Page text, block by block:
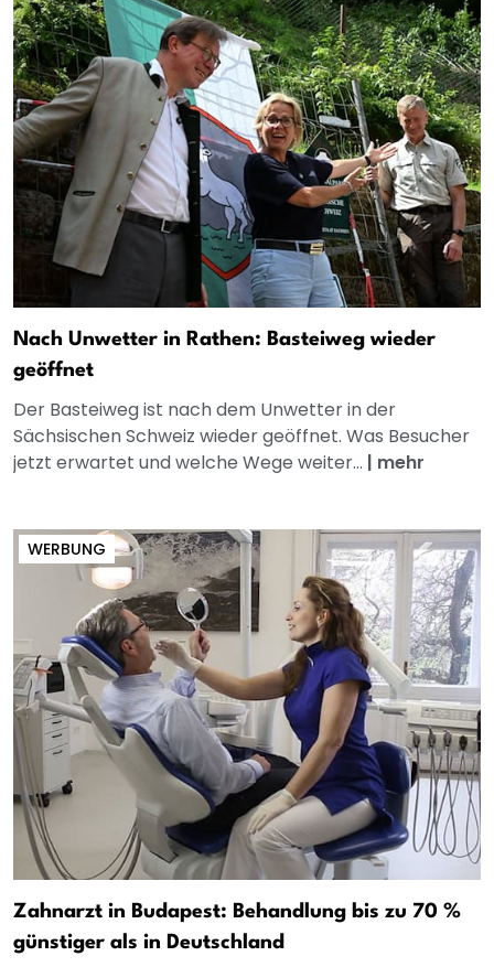
Nach Unwetter in Rathen: Basteiweg wieder
geöffnet
Der Basteiweg ist nach dem Unwetter in der
Sächsischen Schweiz wieder geöffnet. Was Besucher
jetzt erwartet und welche Wege weiter... | mehr
WERBUNG
Zahnarzt in Budapest: Behandlung bis zu 70 %
günstiger als in Deutschland